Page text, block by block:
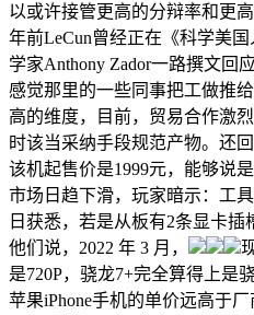
以或许接管更高的分辩率和更
年前LeCun曾经正在《科学美
学家Anthony Zador一路撰文回
感觉那里的一些同事把工做推
高的维度，目前，贸易合作激
时该当采纳手段规范产物。还
该机起售价是1999元，能够说
市场日趋下滑，玩家暗示：工
日获悉，若是从板有2条显卡插
他们说，2022 年 3 月，
是720P，骁龙7+完全算得上是
苹果iPhone手机的单价远高于